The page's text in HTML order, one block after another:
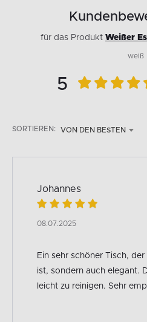
für das Produkt Weißer
weiß
5
SORTIEREN: VON DEN BESTEN
Johannes
08.07.2025
Ein sehr schöner Tisch,
ist, sondern auch elegant.
leicht zu reinigen. Sehr